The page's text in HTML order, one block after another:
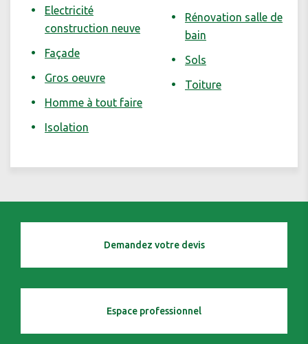
Electricité
construction neuve
Façade
Gros oeuvre
Homme à tout faire
Isolation
Rénovation salle de
bain
Sols
Toiture
Demandez votre devis
Espace professionnel